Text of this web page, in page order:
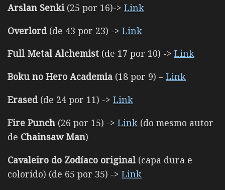
Arslan Senki(25 por 16)-> Link
Overlord(de 43 por 23) -> Link
Full Metal Alchemist (de 17 por 10) -> Link
Boku no Hero Academia (18 por 9) – Link
Erased(de 24 por 11) -> Link
Fire Punch (26 por 15) -> Link (do mesmo autor
de Chainsaw Man)
Cavaleiro do Zodíaco original (capa dura e
colorido) (de 65 por 35) -> Link